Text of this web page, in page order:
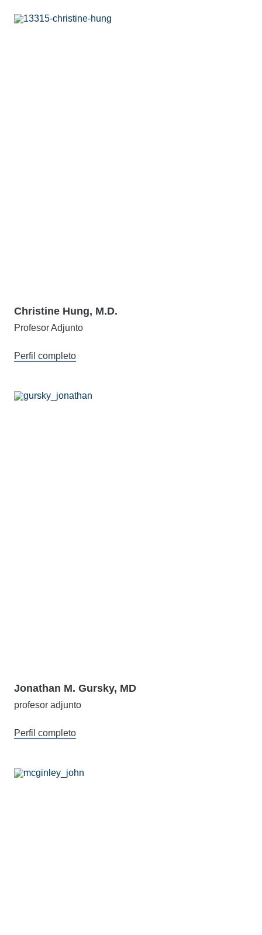
Christine Hung, M.D.
Profesor Adjunto
Perfil completo
Jonathan M. Gursky, MD
profesor adjunto
Perfil completo